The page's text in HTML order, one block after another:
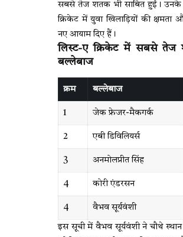
सबसे तेज शतक भी साबित हुई। उनके
क्रिकेट में युवा खिलाड़ियों की
नए आयाम दिए हैं।
लिस्ट-ए क्रिकेट में सबसे तेज
बल्लेबाज
क्रम बल्लेबाज
1 जेक फ्रेजर-मैकगर्क
2 एबी डिविलियर्स
3 अनमोलप्रीत सिंह
4 कोरी एंडरसन
4 वैभव सूर्यवंशी
इस सूची में वैभव सूर्यवंशी ने चौथे